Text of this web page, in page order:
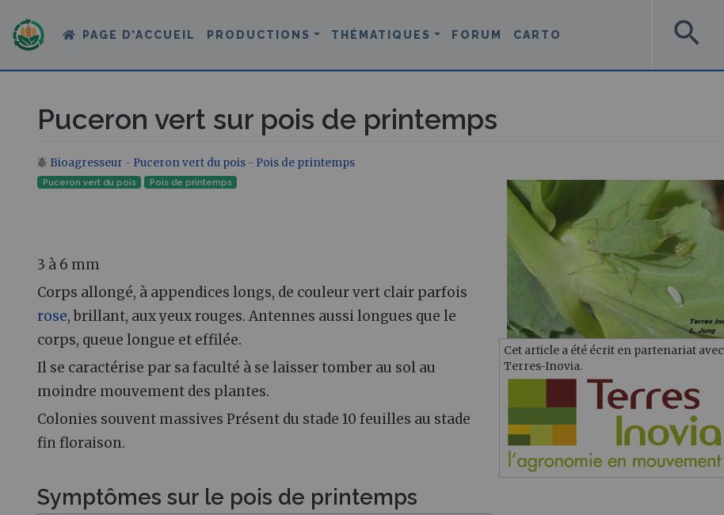
PAGE D’ACCUEIL PRODUCTIONS THÉMATIQUES FORUM CARTO search
Puceron vert sur pois de printemps
Aller à :navigation,rechercher
Bioagresseur - Puceron vert du pois - Pois de printemps
Puceron vert du pois Pois de printemps
Cet article a été écrit en partenariat avec
Terres-Inovia.
3 à 6 mm
Corps allongé, à appendices longs, de couleur vert clair parfois
rose, brillant, aux yeux rouges. Antennes aussi longues que le
corps, queue longue et effilée.
Il se caractérise par sa faculté à se laisser tomber au sol au
moindre mouvement des plantes.
Colonies souvent massives Présent du stade 10 feuilles au stade
fin floraison.
Symptômes sur le pois de printemps